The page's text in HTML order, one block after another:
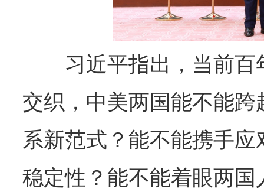
习近平指出，当前百
交织，中美两国能不能跨
系新范式？能不能携手
稳定性？能不能着眼两